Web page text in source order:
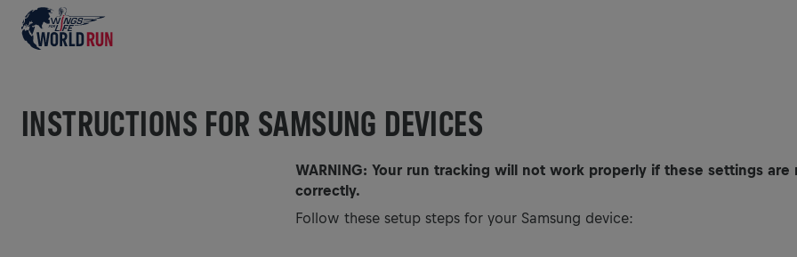
INSTRUCTIONS FOR SAMSUNG DEVICES
WARNING: Your run tracking will not work properly if these settings
correctly.
Follow these setup steps for your Samsung device: